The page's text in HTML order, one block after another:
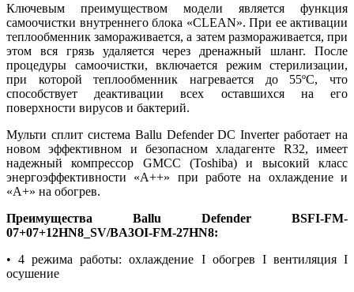
Ключевым преимуществом модели является функция
самоочистки внутреннего блока «CLEAN». При ее активации
теплообменник замораживается, а затем размораживается, при
этом вся грязь удаляется через дренажный шланг. После
процедуры самоочистки, включается режим стерилизации,
при которой теплообменник нагревается до 55ºС, что
способствует деактивации всех оставшихся на его
поверхности вирусов и бактерий.
Мульти сплит система Ballu Defender DC Inverter работает на
новом эффективном и безопасном хладагенте R32, имеет
надежный компрессор GMCC (Toshiba) и высокий класс
энергоэффективности «А++» при работе на охлаждение и
«А+» на обогрев.
Преимущества Ballu Defender BSFI-FM-
07+07+12HN8_SV/BA3OI-FM-27HN8:
• 4 режима работы: охлаждение I обогрев I вентиляция I
осушение